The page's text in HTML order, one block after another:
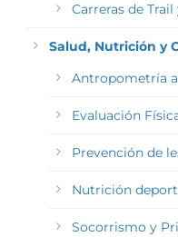
Carreras de
Salud, Nutrición y
Antropometría
Evaluación
Prevención de
Nutrición
Socorrismo y